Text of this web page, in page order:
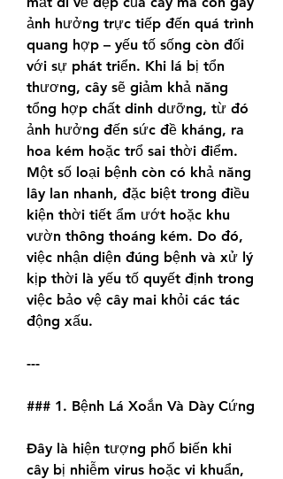
ảnh hưởng trực tiếp đến quá trình
quang hợp – yếu tố sống còn đối
với sự phát triển. Khi lá bị tổn
thương, cây sẽ giảm khả năng
tổng hợp chất dinh dưỡng, từ đó
ảnh hưởng đến sức đề kháng, ra
hoa kém hoặc trổ sai thời điểm.
Một số loại bệnh còn có khả năng
lây lan nhanh, đặc biệt trong điều
kiện thời tiết ẩm ướt hoặc khu
vườn thông thoáng kém. Do đó,
việc nhận diện đúng bệnh và xử lý
kịp thời là yếu tố quyết định trong
việc bảo vệ cây mai khỏi các tác
động xấu.
---
### 1. Bệnh Lá Xoắn Và Dày Cứng
Đây là hiện tượng phổ biến khi
cây bị nhiễm virus hoặc vi khuẩn,